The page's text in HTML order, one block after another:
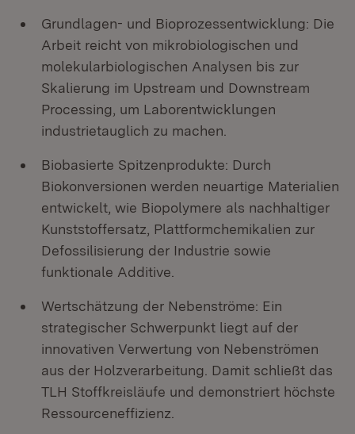
Grundlagen- und Bioprozessentwicklung: Die
Arbeit reicht von mikrobiologischen und
molekularbiologischen Analysen bis zur
Skalierung im Upstream und Downstream
Processing, um Laborentwicklungen
industrietauglich zu machen.
Biobasierte Spitzenprodukte: Durch
Biokonversionen werden neuartige Materialien
entwickelt, wie Biopolymere als nachhaltiger
Kunststoffersatz, Plattformchemikalien zur
Defossilisierung der Industrie sowie
funktionale Additive.
Wertschätzung der Nebenströme: Ein
strategischer Schwerpunkt liegt auf der
innovativen Verwertung von Nebenströmen
aus der Holzverarbeitung. Damit schließt das
TLH Stoffkreisläufe und demonstriert höchste
Ressourceneffizienz.